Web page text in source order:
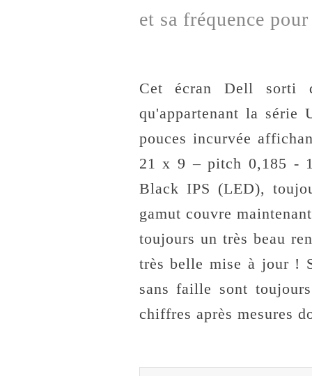
et sa fréquence
Cet écran Dell sorti
qu'appartenant la série
pouces incurvée
21 x 9 – pitch 0,185 -
Black IPS (LED),
gamut couvre
toujours un très beau
très belle mise à jour !
sans faille sont
chiffres après mesures